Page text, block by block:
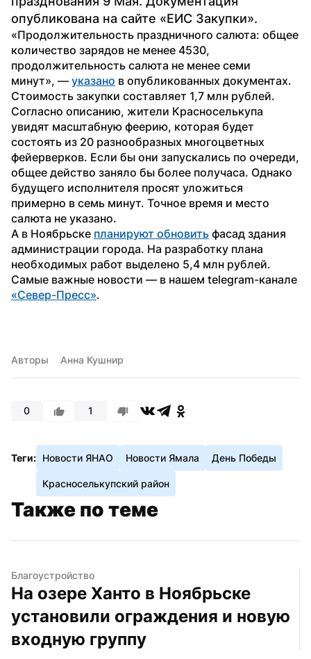
опубликована на сайте «ЕИС Закупки».
«Продолжительность праздничного салюта: общее
количество зарядов не менее 4530,
продолжительность салюта не менее семи
минут», — указано в опубликованных документах.
Стоимость закупки составляет 1,7 млн рублей.
Согласно описанию, жители Красноселькупа
увидят масштабную феерию, которая будет
состоять из 20 разнообразных многоцветных
фейерверков. Если бы они запускались по очереди,
общее действо заняло бы более получаса. Однако
будущего исполнителя просят уложиться
примерно в семь минут. Точное время и место
салюта не указано.
А в Ноябрьске планируют обновить фасад здания
администрации города. На разработку плана
необходимых работ выделено 5,4 млн рублей.
«Север-Пресс».
Авторы Анна Кушнир
0 1
Теги: Новости ЯНАО Новости Ямала День Победы
Красноселькупский район
Также по теме
Благоустройство
На озере Ханто в Ноябрьске
установили ограждения и новую
входную группу